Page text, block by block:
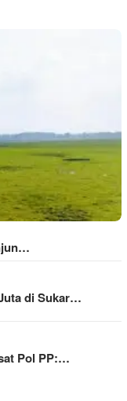
di Sukar…
Pol PP:…